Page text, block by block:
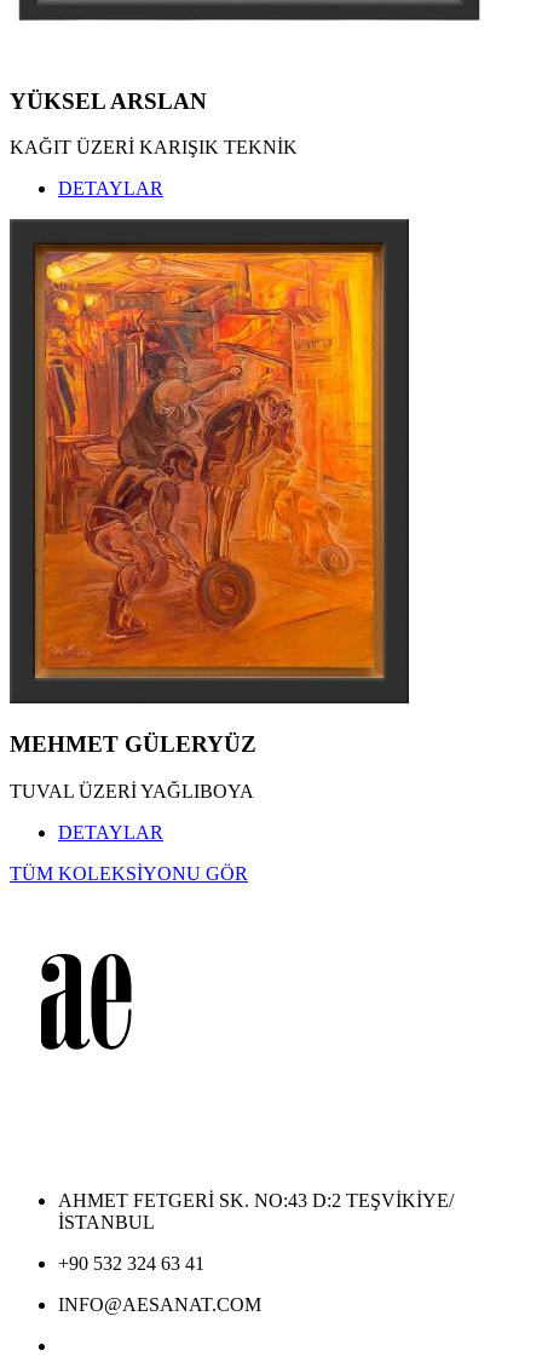
YÜKSEL ARSLAN
KAĞIT ÜZERİ KARIŞIK TEKNİK
DETAYLAR
MEHMET GÜLERYÜZ
TUVAL ÜZERİ YAĞLIBOYA
DETAYLAR
TÜM KOLEKSİYONU GÖR
AHMET FETGERİ SK. NO:43 D:2 TEŞVİKİYE/
İSTANBUL
+90 532 324 63 41
INFO@AESANAT.COM